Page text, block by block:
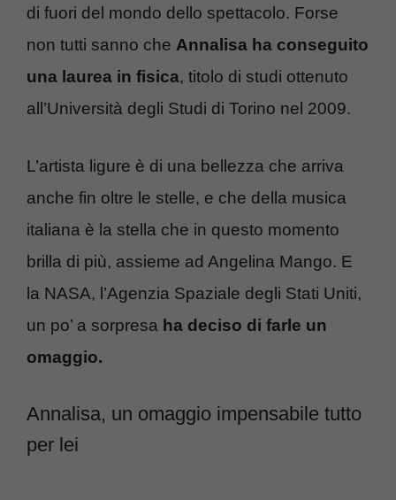
di fuori del mondo dello spettacolo. Forse
non tutti sanno che Annalisa ha conseguito
una laurea in fisica, titolo di studi ottenuto
all’Università degli Studi di Torino nel 2009.
L’artista ligure è di una bellezza che arriva
anche fin oltre le stelle, e che della musica
italiana è la stella che in questo momento
brilla di più, assieme ad Angelina Mango. E
la NASA, l’Agenzia Spaziale degli Stati Uniti,
un po’ a sorpresa ha deciso di farle un
omaggio.
Annalisa, un omaggio impensabile tutto
per lei